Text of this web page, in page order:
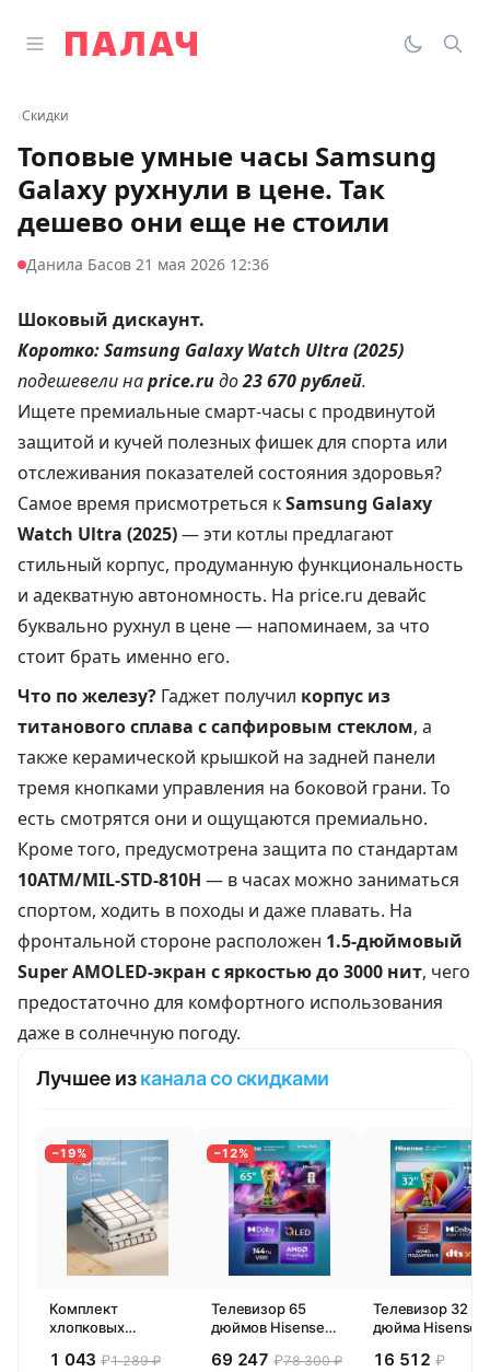
Открыть главное меню
Палач
‹Скидки
Топовые умные часы Samsung
Galaxy рухнули в цене. Так
дешево они еще не стоили
Данила Басов·21 мая 2026 12:36
Шоковый дискаунт.
Коротко:Samsung Galaxy Watch Ultra (2025)
подешевели наprice.ruдо23 670 рублей.
Ищете премиальные смарт-часы с продвинутой
защитой и кучей полезных фишек для спорта или
отслеживания показателей состояния здоровья?
Самое время присмотреться кSamsung Galaxy
Watch Ultra (2025)— эти котлы предлагают
стильный корпус, продуманную функциональность
и адекватную автономность. На price.ru девайс
буквально рухнул в цене — напоминаем, за что
стоит брать именно его.
Что по железу? Гаджет получил корпус из
титанового сплава с сапфировым стеклом, а
также керамической крышкой на задней панели
тремя кнопками управления на боковой грани. То
есть смотрятся они и ощущаются премиально.
Кроме того, предусмотрена защита по стандартам
10ATM/MIL-STD-810H — в часах можно заниматься
спортом, ходить в походы и даже плавать. На
фронтальной стороне расположен 1.5-дюймовый
Super AMOLED-экран с яркостью до 3000 нит, чего
предостаточно для комфортного использования
даже в солнечную погоду.
Лучшее изканала со скидками
−19%
Комплект
хлопковых
полотенец 4 шт,
1 043₽1 289 ₽
−12%
Телевизор 65
дюймов Hisense
(2026) Смарт ТВ
69 247 ₽78 300 ₽
Телевизор 32
дюйма Hisense
Смарт ТВ HD
16 512 ₽